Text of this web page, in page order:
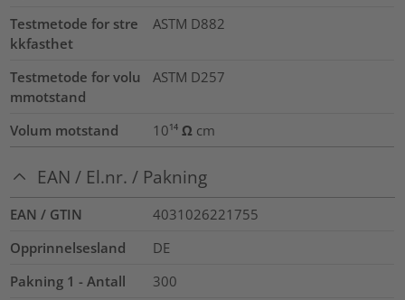
Testmetode for stre
kkfasthet
ASTM D882
Testmetode for volu
mmotstand
ASTM D257
Volum motstand 10¹⁴ Ω cm
EAN / El.nr. / Pakning
EAN / GTIN
4031026221755
Opprinnelsesland
DE
Pakning 1 - Antall
300